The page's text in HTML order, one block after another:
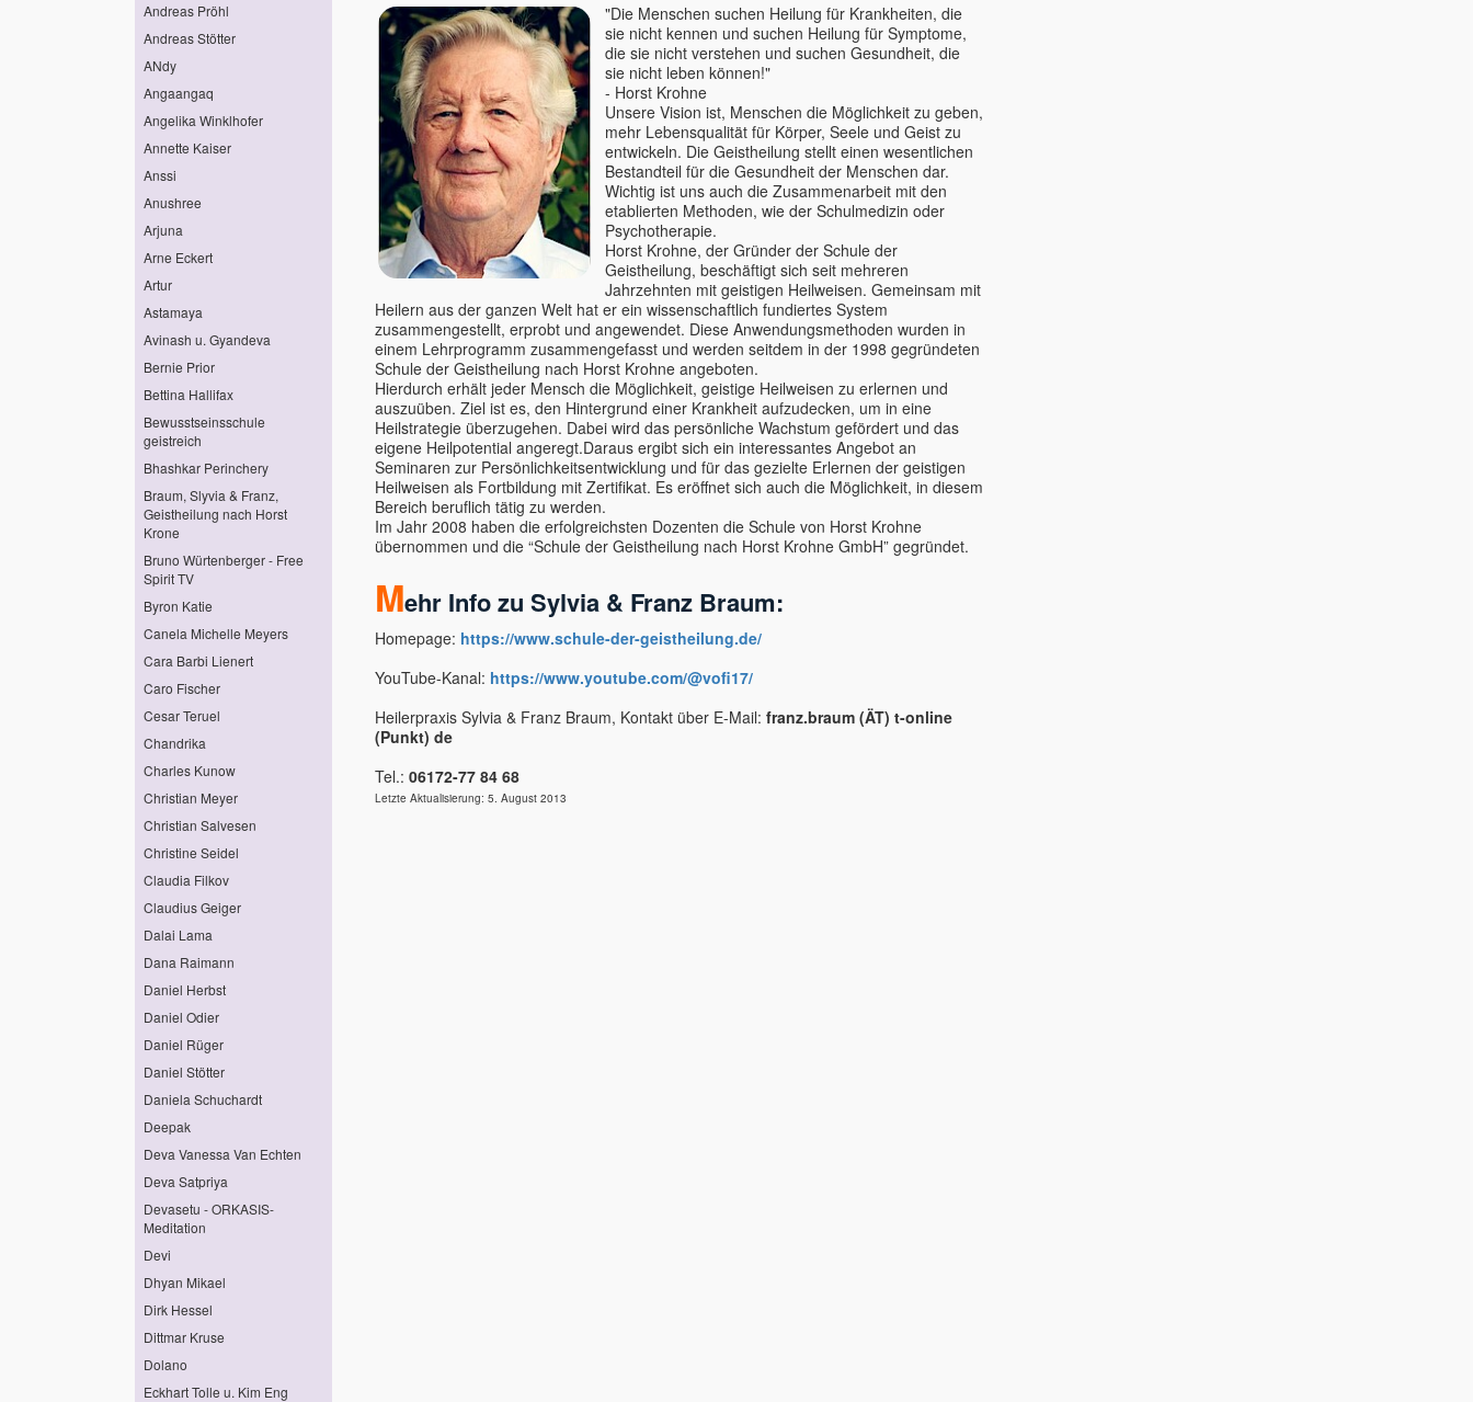
Andreas Pröhl
Andreas Stötter
ANdy
Angaangaq
Angelika Winklhofer
Annette Kaiser
Anssi
Anushree
Arjuna
Arne Eckert
Artur
Astamaya
Avinash u. Gyandeva
Bernie Prior
Bettina Hallifax
Bewusstseinsschule
geistreich
Bhashkar Perinchery
Braum, Slyvia & Franz,
Geistheilung nach Horst
Krone
Bruno Würtenberger - Free
Spirit TV
Byron Katie
Canela Michelle Meyers
Cara Barbi Lienert
Caro Fischer
Cesar Teruel
Chandrika
Charles Kunow
Christian Meyer
Christian Salvesen
Christine Seidel
Claudia Filkov
Claudius Geiger
Dalai Lama
Dana Raimann
Daniel Herbst
Daniel Odier
Daniel Rüger
Daniel Stötter
Daniela Schuchardt
Deepak
Deva Vanessa Van Echten
Deva Satpriya
Devasetu - ORKASIS-
Meditation
Devi
Dhyan Mikael
Dirk Hessel
Dittmar Kruse
Dolano
Eckhart Tolle u. Kim Eng
"Die Menschen suchen Heilung für Krankheiten, die
sie nicht kennen und suchen Heilung für Symptome,
die sie nicht verstehen und suchen Gesundheit, die
sie nicht leben können!"
- Horst Krohne
Unsere Vision ist, Menschen die Möglichkeit zu geben,
mehr Lebensqualität für Körper, Seele und Geist zu
entwickeln. Die Geistheilung stellt einen wesentlichen
Bestandteil für die Gesundheit der Menschen dar.
Wichtig ist uns auch die Zusammenarbeit mit den
etablierten Methoden, wie der Schulmedizin oder
Psychotherapie.
Horst Krohne, der Gründer der Schule der
Geistheilung, beschäftigt sich seit mehreren
Jahrzehnten mit geistigen Heilweisen. Gemeinsam mit
Heilern aus der ganzen Welt hat er ein wissenschaftlich fundiertes System
zusammengestellt, erprobt und angewendet. Diese Anwendungsmethoden wurden in
einem Lehrprogramm zusammengefasst und werden seitdem in der 1998 gegründeten
Schule der Geistheilung nach Horst Krohne angeboten.
Hierdurch erhält jeder Mensch die Möglichkeit, geistige Heilweisen zu erlernen und
auszuüben. Ziel ist es, den Hintergrund einer Krankheit aufzudecken, um in eine
Heilstrategie überzugehen. Dabei wird das persönliche Wachstum gefördert und das
eigene Heilpotential angeregt.Daraus ergibt sich ein interessantes Angebot an
Seminaren zur Persönlichkeitsentwicklung und für das gezielte Erlernen der geistigen
Heilweisen als Fortbildung mit Zertifikat. Es eröffnet sich auch die Möglichkeit, in diesem
Bereich beruflich tätig zu werden.
Im Jahr 2008 haben die erfolgreichsten Dozenten die Schule von Horst Krohne
übernommen und die “Schule der Geistheilung nach Horst Krohne GmbH” gegründet.
Mehr Info zu Sylvia & Franz Braum:
Homepage: https://www.schule-der-geistheilung.de/
YouTube-Kanal: https://www.youtube.com/@vofi17/
Heilerpraxis Sylvia & Franz Braum, Kontakt über E-Mail: franz.braum (ÄT) t-online
(Punkt) de
Tel.: 06172-77 84 68
Letzte Aktualisierung: 5. August 2013